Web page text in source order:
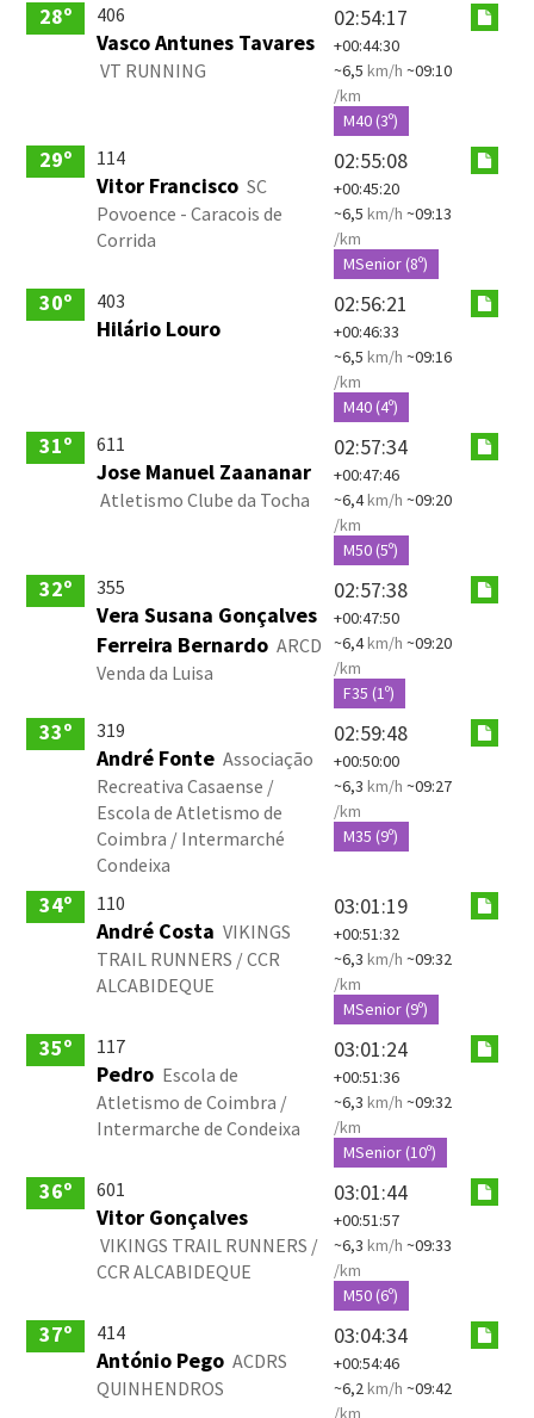
28º 406
Vasco Antunes Tavares
VT RUNNING
02:54:17
+00:44:30
~6,5 km/h ~09:10
/km
M40 (3º)
29º 114
Vitor Francisco SC
Povoence - Caracois de
Corrida
02:55:08
+00:45:20
~6,5 km/h ~09:13
/km
MSenior (8º)
30º 403
Hilário Louro
02:56:21
+00:46:33
~6,5 km/h ~09:16
/km
M40 (4º)
31º 611
Jose Manuel Zaananar
Atletismo Clube da Tocha
02:57:34
+00:47:46
~6,4km/h ~09:20
/km
M50 (5º)
32º 355
Vera Susana Gonçalves
Ferreira Bernardo ARCD
Venda da Luisa
02:57:38
+00:47:50
~6,4km/h ~09:20
/km
F35 (1º)
33º 319
André Fonte Associação
Recreativa Casaense /
Escola de Atletismo de
Coimbra / Intermarché
Condeixa
02:59:48
+00:50:00
~6,3 km/h ~09:27
/km
M35 (9º)
34º 110
André Costa VIKINGS
TRAIL RUNNERS / CCR
ALCABIDEQUE
03:01:19
+00:51:32
~6,3 km/h ~09:32
/km
MSenior (9º)
35º 117
Pedro Escola de
Atletismo de Coimbra /
Intermarche de Condeixa
03:01:24
+00:51:36
~6,3 km/h ~09:32
/km
MSenior (10º)
36º 601
Vitor Gonçalves
VIKINGS TRAIL RUNNERS /
CCR ALCABIDEQUE
03:01:44
+00:51:57
~6,3 km/h ~09:33
/km
M50 (6º)
37º 414
António Pego ACDRS
QUINHENDROS
03:04:34
+00:54:46
~6,2km/h ~09:42
/km